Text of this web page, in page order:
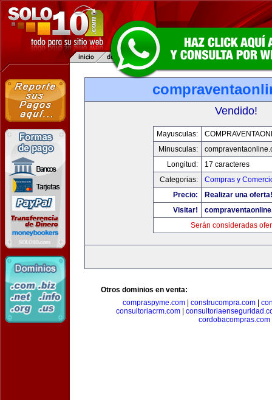
Vendido!
Mayusculas:
Minusculas:
Longitud:
17 caracteres
Categorias:
Compras y
Precio:
Realizar una oferta!
Visitar!
Serán consideradas
Otros dominios en venta:
compraspyme.com
construcompra.com
consultoriacrm.com|
cordobacompras.com